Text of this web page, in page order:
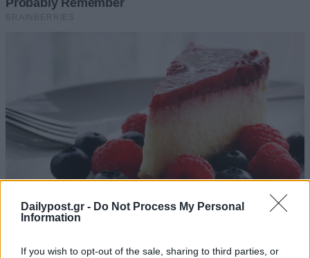
Dailypost.gr - Do Not Process My Personal
Information
If you wish to opt-out of the sale, sharing to third parties, or